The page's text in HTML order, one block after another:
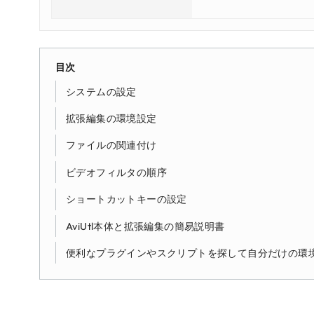
目次
システムの設定
拡張編集の環境設定
ファイルの関連付け
ビデオフィルタの順序
ショートカットキーの設定
AviUtl本体と拡張編集の簡易説明書
便利なプラグインやスクリプトを探して自分だけの環